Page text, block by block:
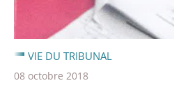
VIE DU TRIBUNAL
08 octobre 2018